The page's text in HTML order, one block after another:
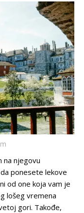
na njegovu
ponesete lekove
od one koja vam je
lošeg vremena
gori. Takođe,